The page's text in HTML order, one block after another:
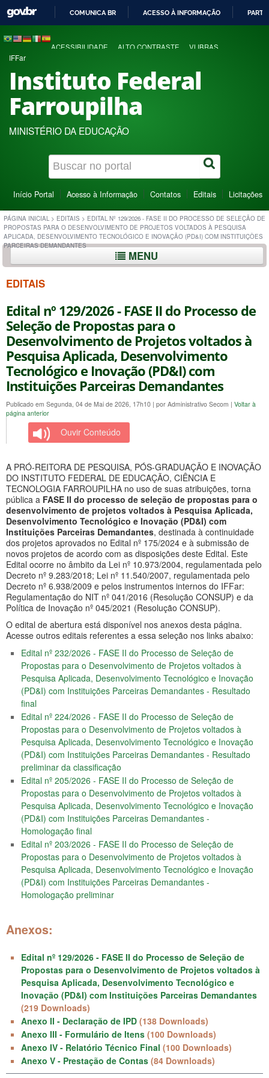
COMUNICA BR ACESSO À INFORMAÇÃO
ACESSIBILIDADE ALTO CONTRASTE VLIBRAS
IFFar
Instituto Federal
Farroupilha
MINISTÉRIO DA EDUCAÇÃO
Início Portal Acesso à Informação Contatos Editais Licitações
PÁGINA INICIAL > EDITAIS > EDITAL Nº 129/2026 - FASE II DO PROCESSO DE SELEÇÃO DE
PROPOSTAS PARA O DESENVOLVIMENTO DE PROJETOS VOLTADOS À PESQUISA
APLICADA, DESENVOLVIMENTO TECNOLÓGICO E INOVAÇÃO (PD&I) COM INSTITUIÇÕES
PARCEIRAS DEMANDANTES
MENU
EDITAIS
Edital nº 129/2026 - FASE II do Processo de
Seleção de Propostas para o
Desenvolvimento de Projetos voltados à
Pesquisa Aplicada, Desenvolvimento
Tecnológico e Inovação (PD&I) com
Instituições Parceiras Demandantes
Publicado em Segunda, 04 de Mai de 2026, 17h10 | por Administrativo Secom | Voltar à
página anterior
Ouvir Conteúdo
A PRÓ-REITORA DE PESQUISA, PÓS-GRADUAÇÃO E INOVAÇÃO
DO INSTITUTO FEDERAL DE EDUCAÇÃO, CIÊNCIA E
TECNOLOGIA FARROUPILHA no uso de suas atribuições, torna
pública a FASE II do processo de seleção de propostas para o
desenvolvimento de projetos voltados à Pesquisa Aplicada,
Desenvolvimento Tecnológico e Inovação (PD&I) com
Instituições Parceiras Demandantes, destinada à continuidade
dos projetos aprovados no Edital nº 175/2024 e à submissão de
novos projetos de acordo com as disposições deste Edital. Este
Edital ocorre no âmbito da Lei nº 10.973/2004, regulamentada pelo
Decreto nº 9.283/2018; Lei nº 11.540/2007, regulamentada pelo
Decreto nº 6.938/2009 e pelos instrumentos internos do IFFar:
Regulamentação do NIT nº 041/2016 (Resolução CONSUP) e da
Política de Inovação nº 045/2021 (Resolução CONSUP).
O edital de abertura está disponível nos anexos desta página.
Acesse outros editais referentes a essa seleção nos links abaixo:
Edital nº 232/2026 - FASE II do Processo de Seleção de
Propostas para o Desenvolvimento de Projetos voltados à
Pesquisa Aplicada, Desenvolvimento Tecnológico e Inovação
(PD&I) com Instituições Parceiras Demandantes - Resultado
final
Edital nº 224/2026 - FASE II do Processo de Seleção de
Propostas para o Desenvolvimento de Projetos voltados à
Pesquisa Aplicada, Desenvolvimento Tecnológico e Inovação
(PD&I) com Instituições Parceiras Demandantes - Resultado
preliminar da classificação
Edital nº 205/2026 - FASE II do Processo de Seleção de
Propostas para o Desenvolvimento de Projetos voltados à
Pesquisa Aplicada, Desenvolvimento Tecnológico e Inovação
(PD&I) com Instituições Parceiras Demandantes -
Homologação final
Edital nº 203/2026 - FASE II do Processo de Seleção de
Propostas para o Desenvolvimento de Projetos voltados à
Pesquisa Aplicada, Desenvolvimento Tecnológico e Inovação
(PD&I) com Instituições Parceiras Demandantes -
Homologação preliminar
Anexos:
Edital nº 129/2026 - FASE II do Processo de Seleção de
Propostas para o Desenvolvimento de Projetos voltados à
Pesquisa Aplicada, Desenvolvimento Tecnológico e
Inovação (PD&I) com Instituições Parceiras Demandantes
(219 Downloads)
Anexo II - Declaração de IPD (138 Downloads)
Anexo III - Formulário de Itens (100 Downloads)
Anexo IV - Relatório Técnico Final (100 Downloads)
Anexo V - Prestação de Contas (84 Downloads)